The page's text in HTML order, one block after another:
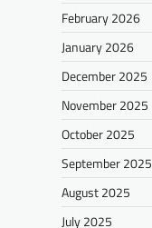
February 2026
January 2026
December 2025
November 2025
October 2025
September 2025
August 2025
July 2025